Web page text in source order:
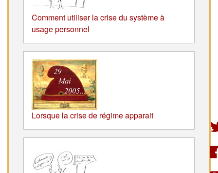
Comment utiliser la crise du système à
usage personnel
Lorsque la crise de régime apparait